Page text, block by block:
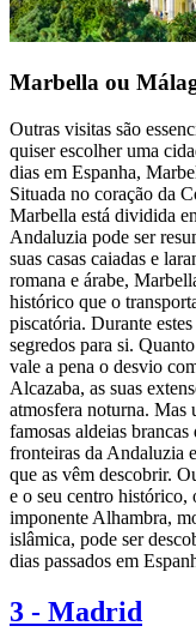
Marbella ou
Outras visitas são
quiser escolher uma
dias em Espanha,
Situada no coração da
Marbella está dividida
Andaluzia pode ser
suas casas caiadas e
romana e árabe,
histórico que o
piscatória. Durante
segredos para si.
vale a pena o desvio
Alcazaba, as suas
atmosfera noturna. Mas
famosas aldeias
fronteiras da Andaluzia
que as vêm descobrir.
e o seu centro
imponente Alhambra,
islâmica, pode ser
dias passados ​​em
3 - Madrid